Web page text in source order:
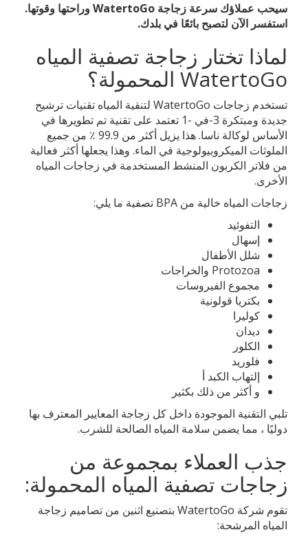
سيحب عملاؤك سرعة زجاجة WatertoGo وراحتها وقوتها.
استفسر الآن لتصبح بائعًا في بلدك.
لماذا تختار زجاجة تصفية المياه
WatertoGo المحمولة؟
تستخدم زجاجات WatertoGo لتنقية المياه تقنيات ترشيح
جديدة ومبتكرة 3-في -1 تعتمد على تقنية تم تطويرها في
الأساس لوكالة ناسا. هذا يزيل أكثر من 99.9 ٪ من جميع
الملوثات الميكروبيولوجية في الماء. وهذا يجعلها أكثر فعالية
من فلاتر الكربون المنشط المستخدمة في زجاجات المياه
الأخرى.
زجاجات المياه خالية من BPA تصفية ما يلي:
التفوئيد
إسهال
شلل الأطفال
Protozoa والخراجات
مجموع الفيروسات
بكتريا قولونية
كوليرا
ديدان
الكلور
فلوريد
إلتهاب الكبد أ
و أكثر من ذلك بكثير
تلبي التقنية الموجودة داخل كل زجاجة المعايير المعترف بها
دوليًا ، مما يضمن سلامة المياه الصالحة للشرب.
جذب العملاء بمجموعة من
زجاجات تصفية المياه المحمولة:
تقوم شركة WatertoGo بتصنيع اثنين من تصاميم زجاجة
المياه المرشحة: